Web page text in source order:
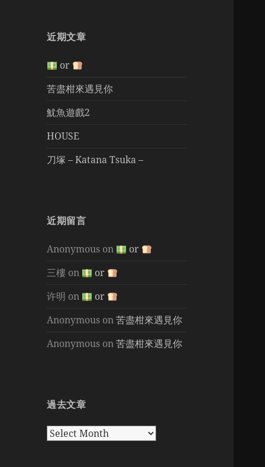
近期文章
or
苦盡柑來遇見你
魷魚遊戲2
HOUSE
刀塚 – Katana Tsuka –
近期留言
Anonymous on
or
三樓 on
or
许明 on
or
Anonymous on苦盡柑來遇見你
Anonymous on苦盡柑來遇見你
過去文章
過